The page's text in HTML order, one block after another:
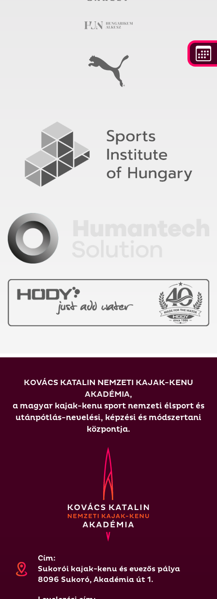
KOVÁCS KATALIN NEMZETI KAJAK-KENU
AKADÉMIA,
a magyar kajak-kenu sport nemzeti élsport és
utánpótlás-nevelési, képzési és módszertani
központja.
Cím:
Sukorói kajak-kenu és evezős pálya
8096 Sukoró, Akadémia út 1.